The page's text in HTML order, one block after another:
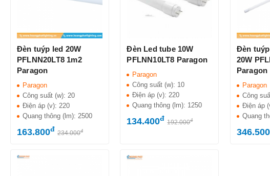
Đèn tuýp led 20W
PFLNN20LT8 1m2
Paragon
Paragon
Công suất (w): 20
Điện áp (v): 220
Quang thông (lm): 2500
163.800đ 234.000đ
Đèn Led tube 10W
PFLNN10LT8 Paragon
Paragon
Công suất (w): 10
Điện áp (v): 220
Quang thông (lm): 1250
134.400đ 192.000đ
Đèn
20W
Paragon
Paragon
Công
Điện áp
Quang
346.500